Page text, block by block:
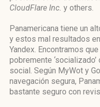
CloudFlare Inc. y others.
Panamericana tiene un
y estos mal resultados
Yandex. Encontramos
pobremente
social. Según MyWot y
navegación segura,
bastante seguro con